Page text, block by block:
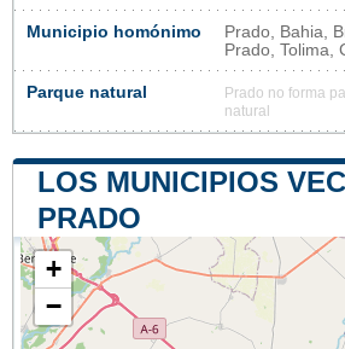
Municipio homónimo
Prado, Bahia,
Prado, Tolima,
Parque natural
Prado no forma
natural
LOS MUNICIPIOS
PRADO
+
−